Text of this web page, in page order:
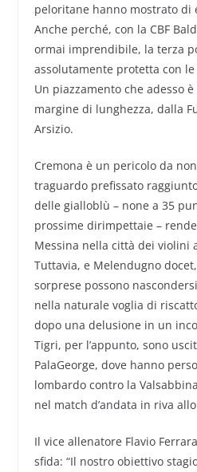
peloritane hanno mostrato di
Anche perché, con la CBF
ormai imprendibile, la terza
assolutamente protetta con
Un piazzamento che adesso
margine di lunghezza, dalla
Arsizio.
Cremona è un pericolo da
traguardo prefissato
delle gialloblù – none a 35
prossime dirimpettaie –
Messina nella città dei violini
Tuttavia, e Melendugno
sorprese possono
nella naturale voglia di
dopo una delusione in un
Tigri, per l’appunto, sono
PalaGeorge, dove hanno
lombardo contro la
nel match d’andata in riva
Il vice allenatore Flavio
sfida: “Il nostro obiettivo